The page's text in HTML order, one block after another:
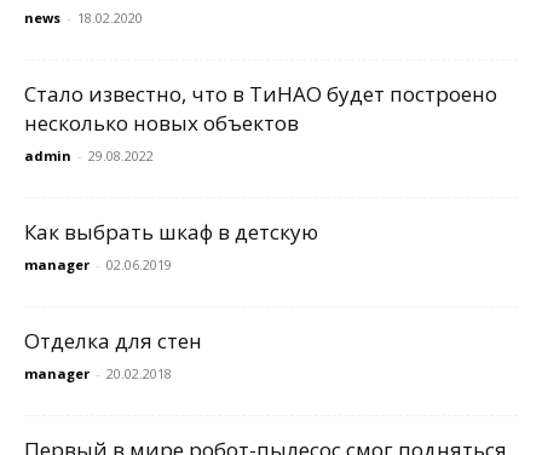
news - 18.02.2020
Стало известно, что в ТиНАО будет построено
несколько новых объектов
admin - 29.08.2022
Как выбрать шкаф в детскую
manager - 02.06.2019
Отделка для стен
manager - 20.02.2018